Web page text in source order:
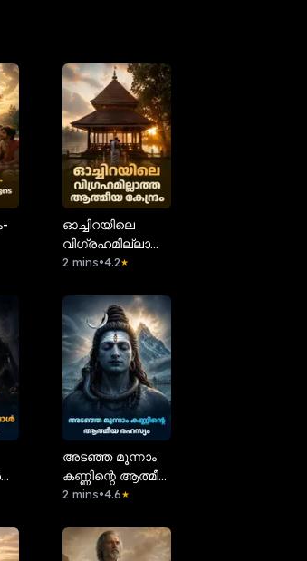
ഓച്ചിറയിലെ
വിഗ്രഹമില്ലാത്ത
ആത്മീയ കേന്ദ്രം
2 mins•4.2★
അടഞ്ഞ മൂന്നാം
കണ്ണിന്റെ ആത്മീയ
രഹസ്യം
2 mins•4.6★